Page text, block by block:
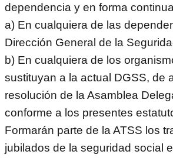
dependencia y en forma
a) En cualquiera de las
Dirección General de la
b) En cualquiera de los
sustituyan a la actual DGSS, de
resolución de la Asamblea
conforme a los presentes
Formarán parte de la ATSS los
jubilados de la seguridad social